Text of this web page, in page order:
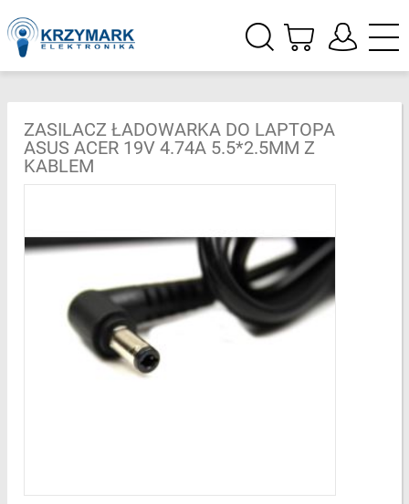
ZASILACZ ŁADOWARKA DO LAPTOPA
ASUS ACER 19V 4.74A 5.5*2.5MM Z
KABLEM